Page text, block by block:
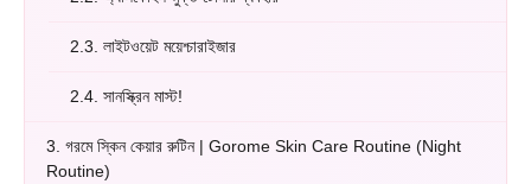
2.3. লাইটওয়েট ময়েশ্চারাইজার
2.4. সানস্ক্রিন মাস্ট!
3. গরমে স্কিন কেয়ার রুটিন | Gorome Skin Care Routine (Night
Routine)